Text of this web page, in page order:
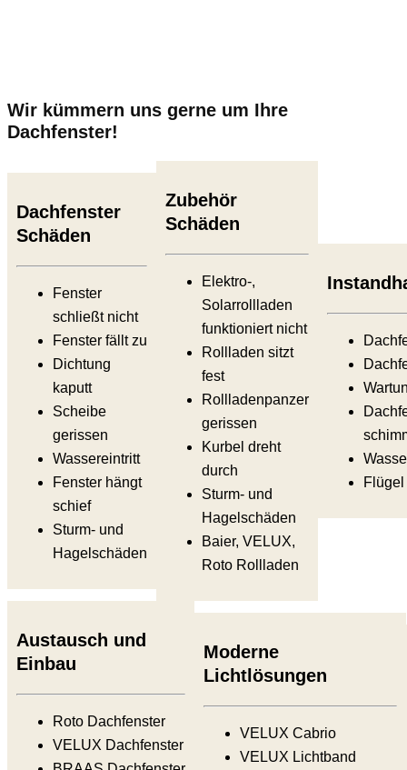
Wir kümmern uns gerne um Ihre
Dachfenster!
Dachfenster
Schäden
Fenster
schließt nicht
Fenster fällt zu
Dichtung
kaputt
Scheibe
gerissen
Wassereintritt
Fenster hängt
schief
Sturm- und
Hagelschäden
Zubehör
Schäden
Elektro-,
Solarrollladen
funktioniert nicht
Rollladen sitzt
fest
Rollladenpanzer
gerissen
Kurbel dreht
durch
Sturm- und
Hagelschäden
Baier, VELUX,
Roto Rollladen
Austausch und
Einbau
Roto Dachfenster
VELUX Dachfenster
Moderne
Lichtlösungen
VELUX Cabrio
VELUX Lichtband